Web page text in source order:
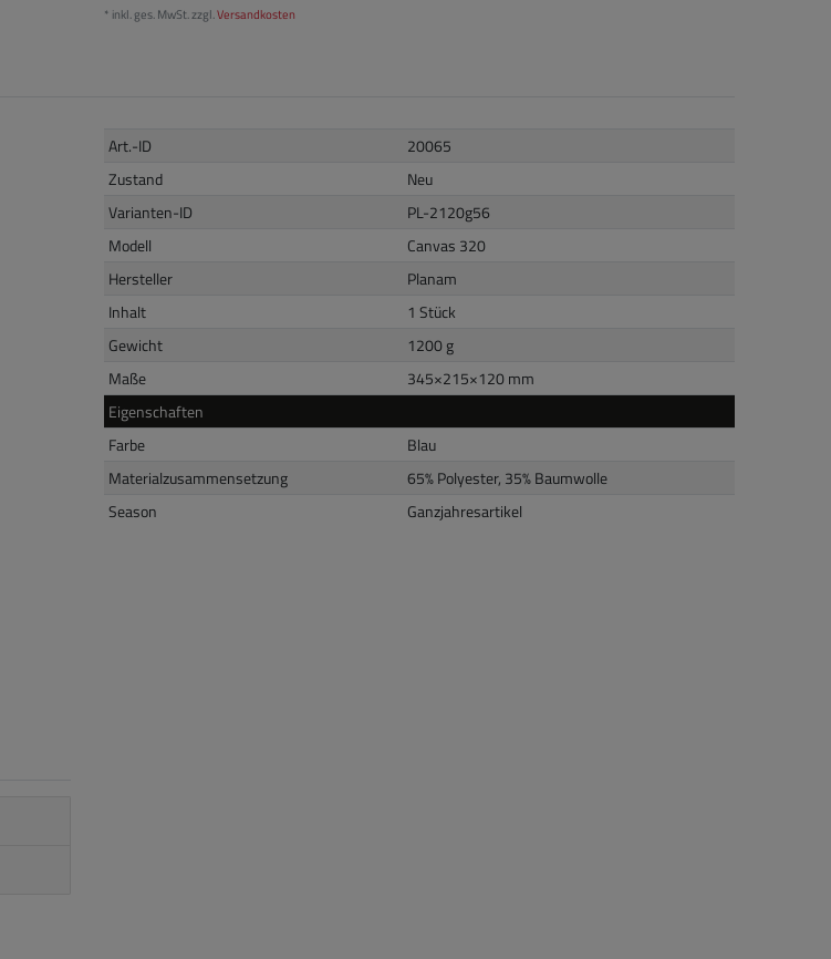
* inkl. ges. MwSt. zzgl.Versandkosten
Art.-ID
20065
Zustand
Neu
Varianten-ID
PL-2120g56
Modell
Canvas 320
Hersteller
Planam
Inhalt
1 Stück
Gewicht
1200 g
Maße
345×215×120mm
Eigenschaften
Farbe
Blau
Materialzusammensetzung
65% Polyester, 35% Baumwolle
Season
Ganzjahresartikel